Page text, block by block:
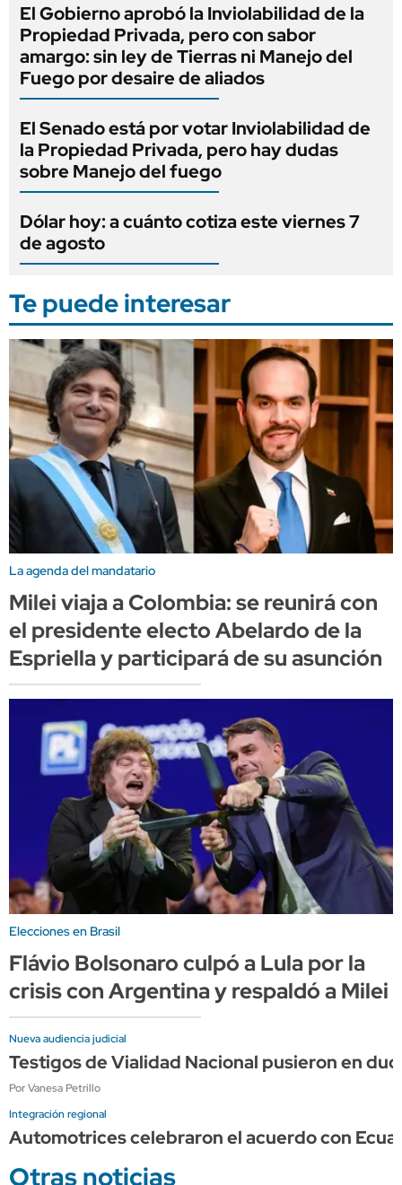
El Gobierno aprobó la Inviolabilidad de la
Propiedad Privada, pero con sabor
amargo: sin ley de Tierras ni Manejo del
Fuego por desaire de aliados
El Senado está por votar Inviolabilidad de
la Propiedad Privada, pero hay dudas
sobre Manejo del fuego
Dólar hoy: a cuánto cotiza este viernes 7
de agosto
Te puede interesar
La agenda del mandatario
Milei viaja a Colombia: se reunirá con
el presidente electo Abelardo de la
Espriella y participará de su asunción
Elecciones en Brasil
Flávio Bolsonaro culpó a Lula por la
crisis con Argentina y respaldó a Milei
Nueva audiencia judicial
Testigos de Vialidad Nacional pusieron en
Por Vanesa Petrillo
Integración regional
Automotrices celebraron el acuerdo con
Otras noticias